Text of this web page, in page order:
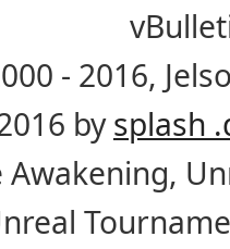
- 2016,
bysplash
Awakening,